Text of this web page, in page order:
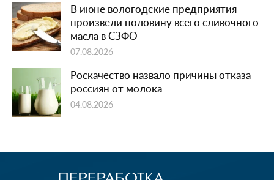
В июне вологодские предприятия
произвели половину всего сливочного
масла в СЗФО
07.08.2026
Роскачество назвало причины отказа
россиян от молока
04.08.2026